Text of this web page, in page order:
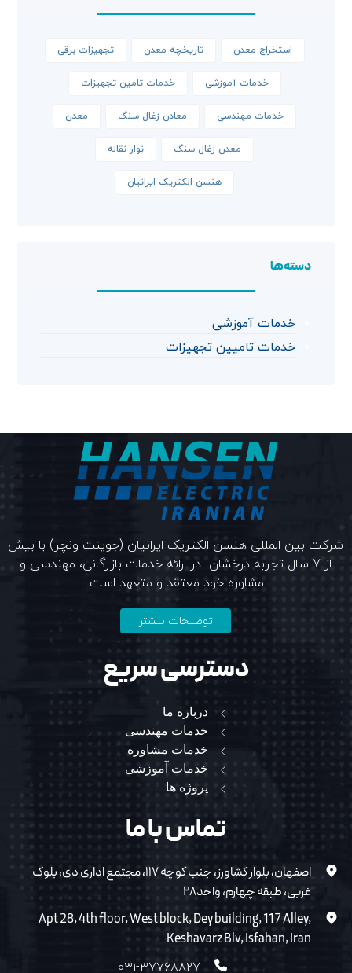
استخراج معدن تاریخچه معدن تجهیزات برقی
خدمات آموزشی خدمات تامین تجهیزات
خدمات مهندسی معادن زغال سنگ معدن
معدن زغال سنگ نوار نقاله
هنسن الکتریک ایرانیان
دسته‌ها
خدمات آموزشی
خدمات تامیین تجهیزات
شرکت بین المللی هنسن الکتریک ایرانیان (جوینت ونچر) با بیش
از 7 سال تجربه درخشان در ارائه خدمات بازرگانی، مهندسی و
مشاوره خود معتقد و متعهد است.
توضیحات بیشتر
دسترسی سریع
درباره ما
خدمات مهندسی
خدمات مشاوره
خدمات آموزشی
پروژه ها
تماس با ما
اصفهان، بلوار کشاورز، جنب کوچه ۱۱۷، مجتمع اداری دی، بلوک
غربی، طبقه چهارم، واحد۲۸
Apt 28, 4th floor, West block, Dey building, 117 Alley,
Keshavarz Blv, Isfahan, Iran
۰۳۱-۳۷۷۶۸۸۲۷